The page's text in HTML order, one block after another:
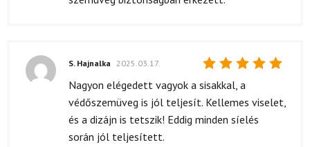
Értékelés:
/ 5
S. Hajnalka 2025.03.17.
Nagyon elégedett vagyok a sisakkal, a
védőszemüveg is jól teljesít. Kellemes viselet,
és a dizájn is tetszik! Eddig minden síelés
során jól teljesített.